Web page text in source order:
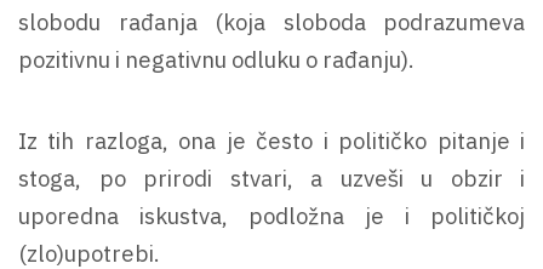
slobodu rađanja (koja sloboda podrazumeva
pozitivnu i negativnu odluku o rađanju).
Iz tih razloga, ona je često i političko pitanje i
stoga, po prirodi stvari, a uzveši u obzir i
uporedna iskustva, podložna je i političkoj
(zlo)upotrebi.